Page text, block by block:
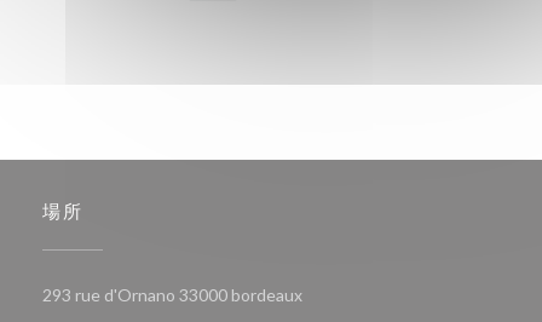
場所
293 rue d'Ornano 33000 bordeaux((新しいウィンドウで開きます))